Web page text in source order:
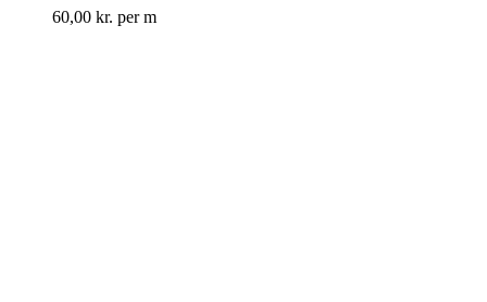
60,00 kr. per m